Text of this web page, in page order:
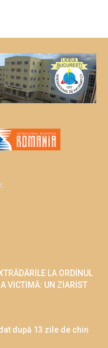
LA ORDİNUL
VİCTİMĂ: UN ZİARİST
după 13 zile de chin